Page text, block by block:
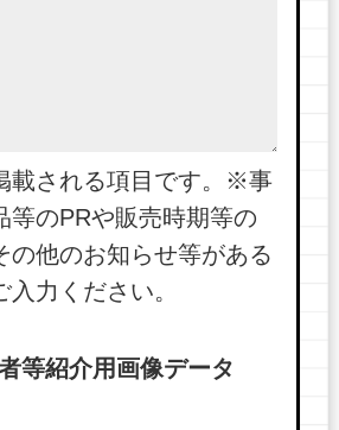
載される項目です。※事
等のPRや販売時期等の
の他のお知らせ等がある
力ください。
等紹介用画像データ